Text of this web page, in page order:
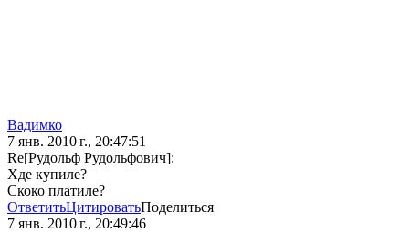
Вадимко
7 янв. 2010 г., 20:47:51
Re[Рудольф Рудольфович]:
Хде купиле?
Скоко платиле?
ОтветитьЦитироватьПоделиться
7 янв. 2010 г., 20:49:46